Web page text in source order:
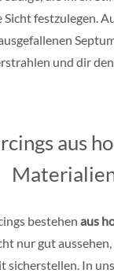
Sicht festzulegen.
und dir
aus
bestehen aus
nur gut
sicherstellen. In